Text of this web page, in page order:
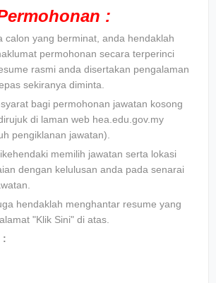
:
calon yang berminat, anda hendaklah
permohonan secara terperinci
rasmi anda disertakan pengalaman
sekiranya diminta.
bagi permohonan jawatan kosong
di laman web hea.edu.gov.my
pengiklanan jawatan).
memilih jawatan serta lokasi
dengan kelulusan anda pada senarai
hendaklah menghantar resume yang
"Klik Sini" di atas.
: